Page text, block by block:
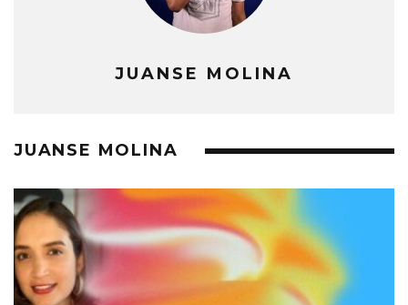
JUANSE MOLINA
JUANSE MOLINA